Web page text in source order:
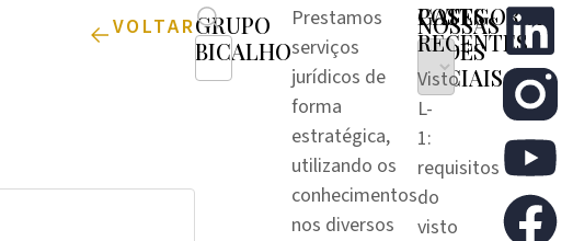
VOLTARGRUPO
BICALHO
Prestamos
serviços
jurídicos de
forma
estratégica,
utilizando os
conhecimentos
nos diversos
CATEGORIAS
POSTS
RECENTES
Visto
L-
1:
requisitos
do
visto
NOSSAS
REDES
SOCIAIS